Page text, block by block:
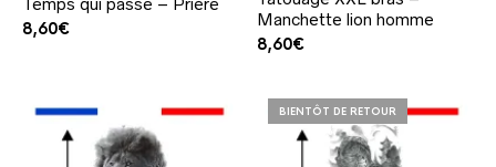
8,60€
Manchette lion homme
8,60€
BIENTÔT DE RETOUR